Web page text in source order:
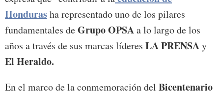
Hondurasha representado uno de los pilares
fundamentales deGrupo OPSAa lo largo de los
años a través de sus marcas líderes LA PRENSAy
El Heraldo.
En el marco de la conmemoración del Bicentenario